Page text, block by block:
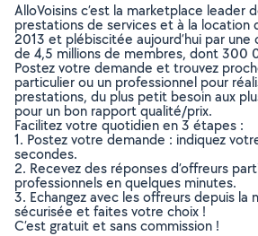
AlloVoisins c’est la marketplace leader
prestations de services et à la location
2013 et plébiscitée aujourd’hui par
de 4,5 millions de membres, dont 300
Postez votre demande et trouvez
particulier ou un professionnel pour
prestations, du plus petit besoin aux
pour un bon rapport qualité/prix.
Facilitez votre quotidien en 3 étapes :
1. Postez votre demande : indiquez
secondes.
2. Recevez des réponses d’offreurs
professionnels en quelques minutes.
3. Echangez avec les offreurs depuis la
sécurisée et faites votre choix !
C’est gratuit et sans commission !